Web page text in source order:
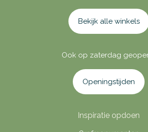
Bekijk alle winkels
Ook op zaterdag
Openingstijden
Inspiratie opdoen